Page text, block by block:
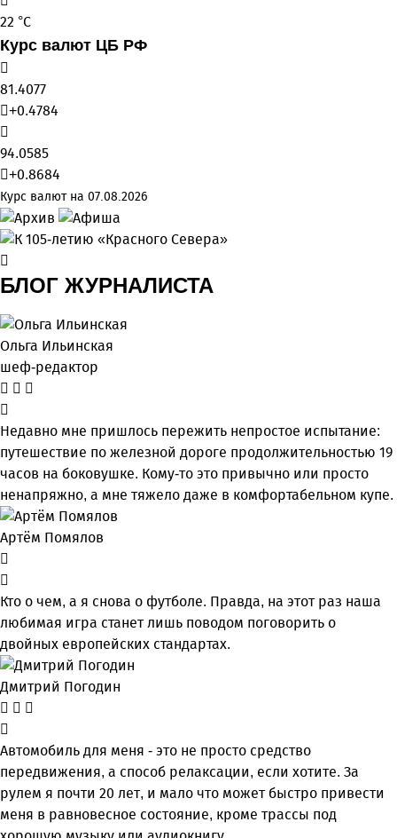
22 °C
Курс валют ЦБ РФ
81.4077
+0.4784
94.0585
+0.8684
Курс валют на 07.08.2026
БЛОГ ЖУРНАЛИСТА
Ольга Ильинская
шеф-редактор
Недавно мне пришлось пережить непростое испытание:
путешествие по железной дороге продолжительностью 19
часов на боковушке. Кому-то это привычно или просто
ненапряжно, а мне тяжело даже в комфортабельном купе.
Артём Помялов
Кто о чем, а я снова о футболе. Правда, на этот раз наша
любимая игра станет лишь поводом поговорить о
двойных европейских стандартах.
Дмитрий Погодин
Автомобиль для меня - это не просто средство
передвижения, а способ релаксации, если хотите. За
рулем я почти 20 лет, и мало что может быстро привести
меня в равновесное состояние, кроме трассы под